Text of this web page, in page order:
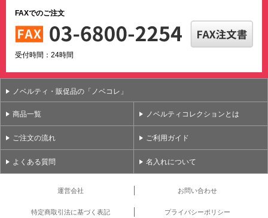
FAXでのご注文
受付時間：24時間
ノベルティ・販促品の「ノベコレ」
商品一覧 ノベルティコレクションとは
ご注文の流れ ご利用ガイド
よくある質問 名入れについて
運営会社 お問い合わせ
特定商取引法に基づく表記 プライバシーポリシー